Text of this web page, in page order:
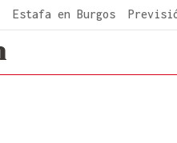
Estafa en Burgos